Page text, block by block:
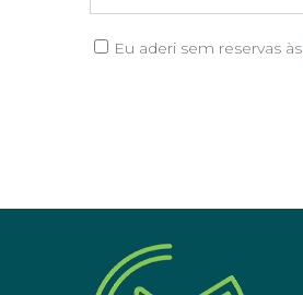
Eu aderi sem reservas às